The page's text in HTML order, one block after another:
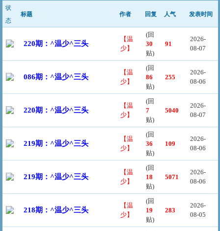
状
态
标题 作者 回复 人气 发表时间
220期：^温少^三头
【温
少】
(回
30
贴)
91
2026-
08-07
086期：^温少^三头
【温
少】
(回
86
贴)
255
2026-
08-06
220期：^温少^三头
【温
少】
(回
7
贴)
5040
2026-
08-07
219期：^温少^三头
【温
少】
(回
36
贴)
109
2026-
08-06
219期：^温少^三头
【温
少】
(回
18
贴)
5071
2026-
08-06
218期：^温少^三头
【温
少】
(回
19
贴)
283
2026-
08-05